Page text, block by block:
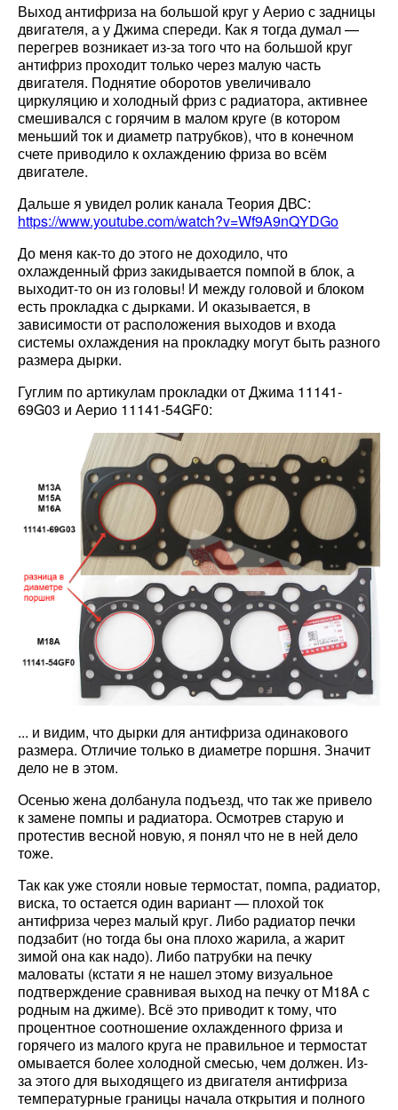
Выход антифриза на большой круг у Аерио с задницы
двигателя, а у Джима спереди. Как я тогда думал —
перегрев возникает из-за того что на большой круг
антифриз проходит только через малую часть
двигателя. Поднятие оборотов увеличивало
циркуляцию и холодный фриз с радиатора, активнее
смешивался с горячим в малом круге (в котором
меньший ток и диаметр патрубков), что в конечном
счете приводило к охлаждению фриза во всём
двигателе.
Дальше я увидел ролик канала Теория ДВС:
https://www.youtube.com/watch?v=Wf9A9nQYDGo
До меня как-то до этого не доходило, что
охлажденный фриз закидывается помпой в блок, а
выходит-то он из головы! И между головой и блоком
есть прокладка с дырками. И оказывается, в
зависимости от расположения выходов и входа
системы охлаждения на прокладку могут быть разного
размера дырки.
Гуглим по артикулам прокладки от Джима 11141-
69G03 и Аерио 11141-54GF0:
... и видим, что дырки для антифриза одинакового
размера. Отличие только в диаметре поршня. Значит
дело не в этом.
Осенью жена долбанула подъезд, что так же привело
к замене помпы и радиатора. Осмотрев старую и
протестив весной новую, я понял что не в ней дело
тоже.
Так как уже стояли новые термостат, помпа, радиатор,
виска, то остается один вариант — плохой ток
антифриза через малый круг. Либо радиатор печки
подзабит (но тогда бы она плохо жарила, а жарит
зимой она как надо). Либо патрубки на печку
маловаты (кстати я не нашел этому визуальное
подтверждение сравнивая выход на печку от M18A с
родным на джиме). Всё это приводит к тому, что
процентное соотношение охлажденного фриза и
горячего из малого круга не правильное и термостат
омывается более холодной смесью, чем должен. Из-
за этого для выходящего из двигателя антифриза
температурные границы начала открытия и полного